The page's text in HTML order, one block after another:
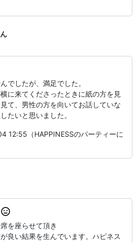
でしたが、満足でした。
に来てくださったときに紙の方を見
て、男性の方を向いてお話していな
たいと思いました。
12:55（HAPPINESSのパーティーに
を座らせて頂き
良い結果を生んでいます。ハピネス